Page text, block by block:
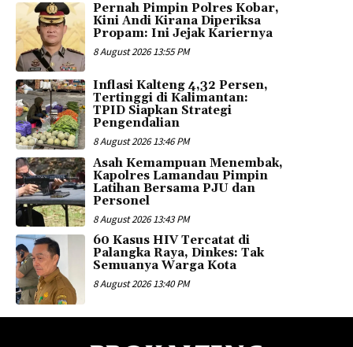
Pernah Pimpin Polres Kobar,
Kini Andi Kirana Diperiksa
Propam: Ini Jejak Kariernya
8 August 2026 13:55 PM
Inflasi Kalteng 4,32 Persen,
Tertinggi di Kalimantan:
TPID Siapkan Strategi
Pengendalian
8 August 2026 13:46 PM
Asah Kemampuan Menembak,
Kapolres Lamandau Pimpin
Latihan Bersama PJU dan
Personel
8 August 2026 13:43 PM
60 Kasus HIV Tercatat di
Palangka Raya, Dinkes: Tak
Semuanya Warga Kota
8 August 2026 13:40 PM